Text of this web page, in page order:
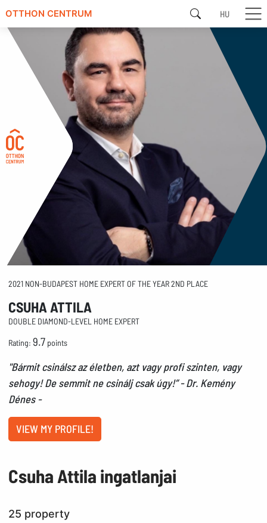
OTTHON CENTRUM HU
2021 NON-BUDAPEST HOME EXPERT OF THE YEAR 2ND PLACE
CSUHA ATTILA
DOUBLE DIAMOND-LEVEL HOME EXPERT
Rating:9.7 points
"Bármit csinálsz az életben, azt vagy profi szinten, vagy
sehogy! De semmit ne csinálj csak úgy!” - Dr. Kemény
Dénes -
VIEW MY PROFILE!
Csuha Attila ingatlanjai
25 property